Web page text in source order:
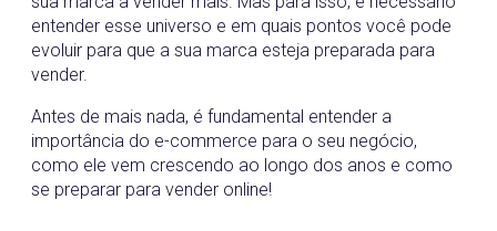
entender esse universo e em quais pontos você pode
evoluir para que a sua marca esteja preparada para
vender.
Antes de mais nada, é fundamental entender a
importância do e-commerce para o seu negócio,
como ele vem crescendo ao longo dos anos e como
se preparar para vender online!